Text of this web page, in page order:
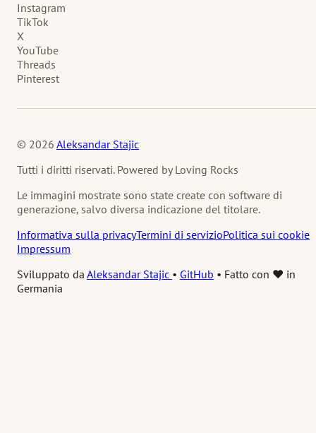
Instagram
TikTok
X
YouTube
Threads
Pinterest
© 2026 Aleksandar Stajic
Tutti i diritti riservati. Powered by Loving Rocks
Le immagini mostrate sono state create con software di
generazione, salvo diversa indicazione del titolare.
Informativa sulla privacyTermini di servizioPolitica sui cookie
Impressum
Sviluppato da Aleksandar Stajic • GitHub • Fatto con ❤️ in
Germania